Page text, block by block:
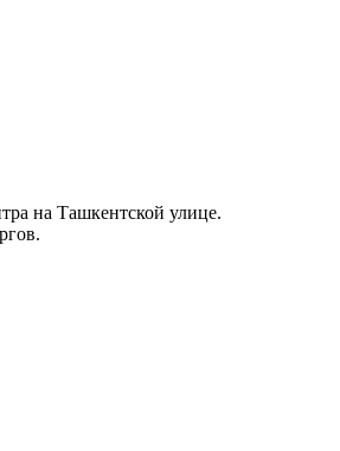
на Ташкентской улице.